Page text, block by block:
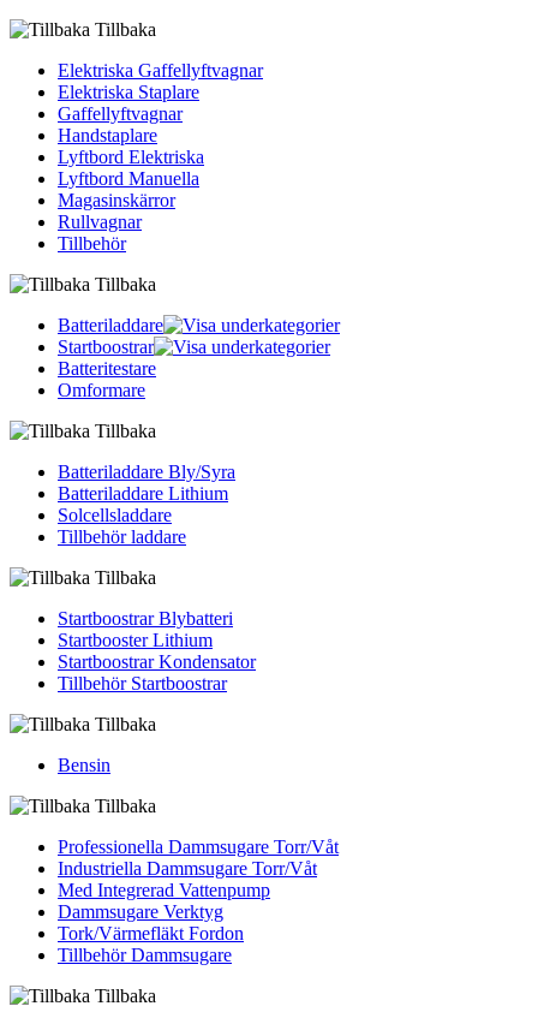
Tillbaka
Elektriska Gaffellyftvagnar
Elektriska Staplare
Gaffellyftvagnar
Handstaplare
Lyftbord Elektriska
Lyftbord Manuella
Magasinskärror
Rullvagnar
Tillbehör
Tillbaka
Batteriladdare
Startboostrar
Batteritestare
Omformare
Tillbaka
Batteriladdare Bly/Syra
Batteriladdare Lithium
Solcellsladdare
Tillbehör laddare
Tillbaka
Startboostrar Blybatteri
Startbooster Lithium
Startboostrar Kondensator
Tillbehör Startboostrar
Tillbaka
Bensin
Tillbaka
Professionella Dammsugare Torr/Våt
Industriella Dammsugare Torr/Våt
Med Integrerad Vattenpump
Dammsugare Verktyg
Tork/Värmefläkt Fordon
Tillbehör Dammsugare
Tillbaka